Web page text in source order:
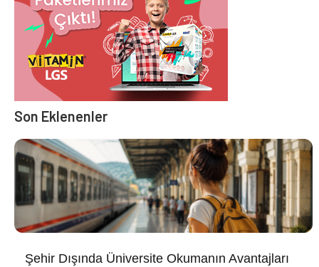
Son Eklenenler
Şehir Dışında Üniversite Okumanın Avantajları